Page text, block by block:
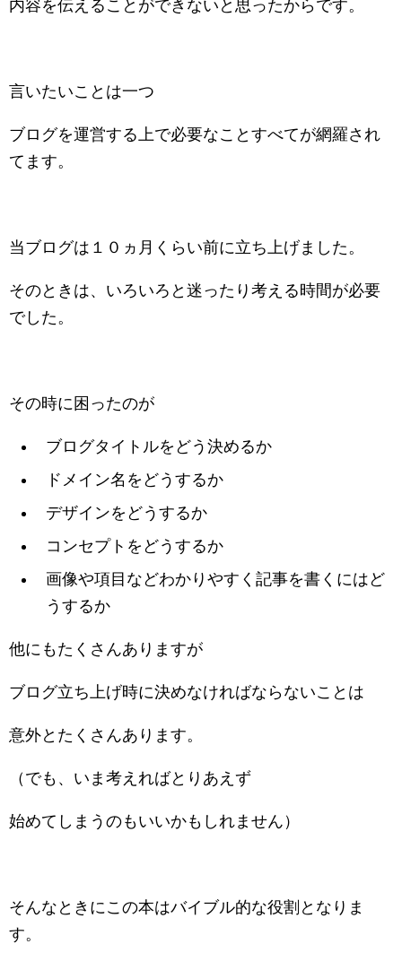
内容を伝えることができないと思ったからです。
言いたいことは一つ
ブログを運営する上で必要なことすべてが網羅され
てます。
当ブログは１０ヵ月くらい前に立ち上げました。
そのときは、いろいろと迷ったり考える時間が必要
でした。
その時に困ったのが
ブログタイトルをどう決めるか
ドメイン名をどうするか
デザインをどうするか
コンセプトをどうするか
画像や項目などわかりやすく記事を書くにはど
うするか
他にもたくさんありますが
ブログ立ち上げ時に決めなければならないことは
意外とたくさんあります。
（でも、いま考えればとりあえず
始めてしまうのもいいかもしれません）
そんなときにこの本はバイブル的な役割となりま
す。